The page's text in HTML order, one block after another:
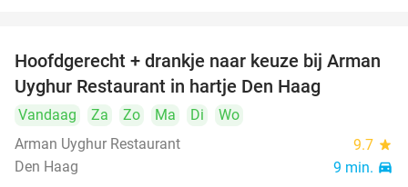
30%
Hoofdgerecht + drankje naar keuze bij Arman
Uyghur Restaurant in hartje Den Haag
Vandaag Za Zo Ma Di
Wo
Arman Uyghur Restaurant
9.7 star
Den Haag 9 min. directions_car